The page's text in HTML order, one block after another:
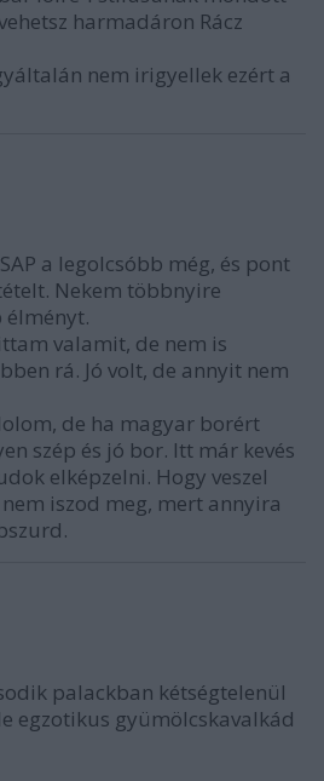
harmadáron Rácz
nem irigyellek ezért a
a legolcsóbb még, és pont
Nekem többnyire
élményt.
valamit, de nem is
rá. Jó volt, de annyit nem
de ha magyar borért
szép és jó bor. Itt már kevés
elképzelni. Hogy veszel
iszod meg, mert annyira
palackban kétségtelenül
egzotikus gyümölcskavalkád